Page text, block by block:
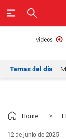
Temas del día
Home >
12 de junio de 2025